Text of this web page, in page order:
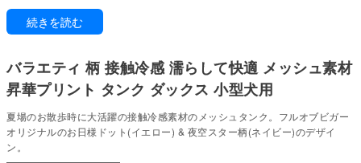
・夏らしいデザインで見た目も楽しめる犬服が欲しい
・洗濯しやすく扱いやすい犬服を選びたい
通気性のあるメッシュ素材に、接触冷感機能をプラス。
軽やかな素材感で、暑い季節の日常着として使いやすい一着です。
ダックスの体型にも合わせやすい丈感で、動きやすさと見た目のバランスを
両立しています。
■ 本製品の特徴
続きを読む
バラエティ 柄 接触冷感 濡らして快適 メッシュ素材
昇華プリント タンク ダックス 小型犬用
夏場のお散歩時に大活躍の接触冷感素材のメッシュタンク。フルオブビガー
オリジナルのお日様ドット(イエロー) & 夜空スター柄(ネイビー)のデザイ
ン。